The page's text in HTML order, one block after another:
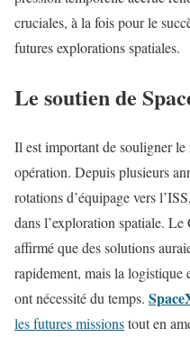
cruciales, à la fois pour le
futures explorations spatiales.
Le soutien de
Il est important de souligner
opération. Depuis plusieurs
rotations d’équipage vers
dans l’exploration spatiale.
affirmé que des solutions
rapidement, mais la
ont nécessité du temps.
les futures missionstout en